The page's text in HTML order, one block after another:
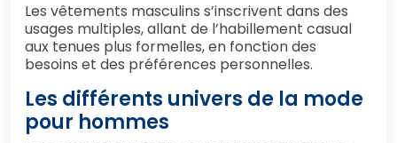
Les vêtements masculins s’inscrivent dans des
usages multiples, allant de l’habillement casual
aux tenues plus formelles, en fonction des
besoins et des préférences personnelles.
Les différents univers de la mode
pour hommes